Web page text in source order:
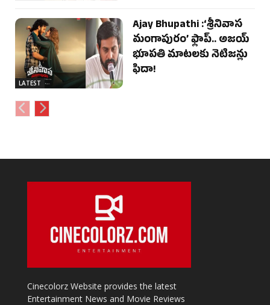
LATEST
Ajay Bhupathi :‘శ్రీనివాస
మంగాపురం’ ఫ్లాప్.. అజయ్
భూపతి మాటలకు నెటిజన్లు
ఫిదా!
Cinecolorz Website provides the latest
Entertainment News and Movie Reviews